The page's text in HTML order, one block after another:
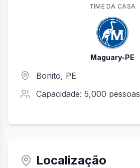
Bonito, PE
Capacidade: 5,000 pessoas
TIMEDA CASA
Maguary-PE
Localização